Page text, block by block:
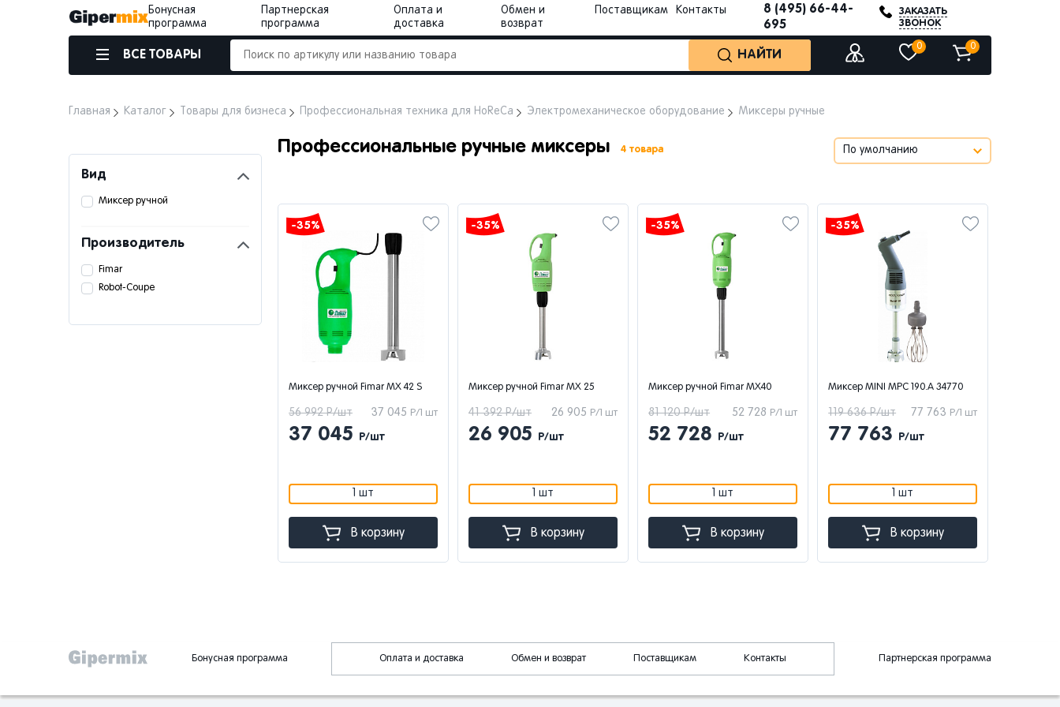
Бонусная
программа
Партнерская
программа
Оплата и
доставка
Обмен и
возврат
Поставщикам Контакты
8 (495) 66-44-
695
ЗАКАЗАТЬ
ЗВОНОК
ВСЕ ТОВАРЫ НАЙТИ
0 0
Главная Каталог Товары для бизнеса Профессиональная техника для HoReCa Электромеханическое оборудование Миксеры ручные
Вид
Миксер ручной
Производитель
Fimar
Robot-Coupe
Профессиональные ручные миксеры 4 товара
-35%
Миксер ручной Fimar MX 42 S
37 045 Р/1 шт
56 992 Р/шт
37 045 Р/шт
1 шт
В корзину
-35%
Миксер ручной Fimar MX 25
26 905 Р/1 шт
41 392 Р/шт
26 905 Р/шт
1 шт
В корзину
-35%
Миксер ручной Fimar MX40
52 728 Р/1 шт
81 120 Р/шт
52 728 Р/шт
1 шт
В корзину
-35%
Миксер MINI MPС 190.A 34770
77 763 Р/1 шт
119 636 Р/шт
77 763 Р/шт
1 шт
В корзину
Бонусная программа Оплата и доставка Обмен и возврат Поставщикам Контакты Партнерская программа